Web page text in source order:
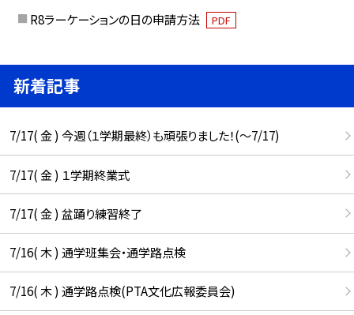
R8ラーケーションの日の申請方法 PDF
新着記事
7/17( 金 ) 今週（１学期最終）も頑張りました！(〜7/17)
7/17( 金 ) １学期終業式
7/17( 金 ) 盆踊り練習終了
7/16( 木 ) 通学班集会・通学路点検
7/16( 木 ) 通学路点検(PTA文化広報委員会)